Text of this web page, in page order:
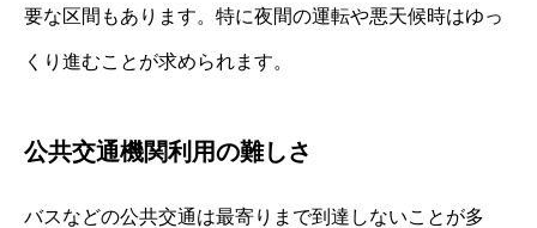
要な区間もあります。特に夜間の運転や悪天候時はゆっ
くり進むことが求められます。
公共交通機関利用の難しさ
バスなどの公共交通は最寄りまで到達しないことが多